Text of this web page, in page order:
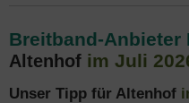
Breitband-Anbieter
Altenhof im Juli
Unser Tipp für Altenhof